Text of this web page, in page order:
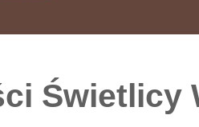
Świetlicy